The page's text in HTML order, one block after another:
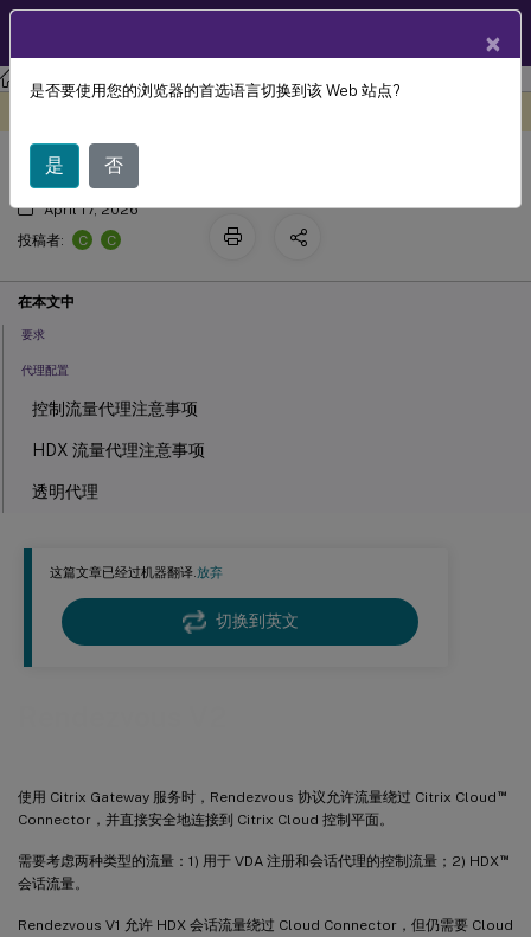
Linux 虚拟投递代理 Linux Virtual Delivery Agent 2311
这篇文章已经过机器翻译.放弃
切换到英文
使用 Citrix Gateway 服务时，Rendezvous 协议允许流量绕过 Citrix Cloud ™
Connector，并直接安全地连接到 Citrix Cloud 控制平面。
需要考虑两种类型的流量：1) 用于 VDA 注册和会话代理的控制流量；2) HDX ™
会话流量。
Rendezvous V1 允许 HDX 会话流量绕过 Cloud Connector，但仍需要 Cloud
Rendezvous V2
April 17, 2026
投稿者:
C C
在本文中
要求
代理配置
控制流量代理注意事项
HDX 流量代理注意事项
透明代理
Rendezvous 验证
Rendezvous 流量流
×
是否要使用您的浏览器的首选语言切换到该 Web 站点?
是 否